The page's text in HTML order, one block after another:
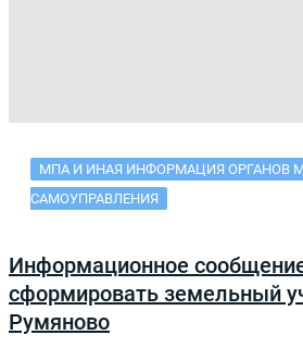
МПА И ИНАЯ ИНФОРМАЦИЯ ОРГАНОВ
САМОУПРАВЛЕНИЯ
Информационное
сформировать земельный
Румяново